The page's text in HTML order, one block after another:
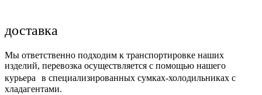
доставка
Мы ответственно подходим к транспортировке наших
изделий, перевозка осуществляется с помощью нашего
курьера в специализированных сумках-холодильниках с
хладагентами.